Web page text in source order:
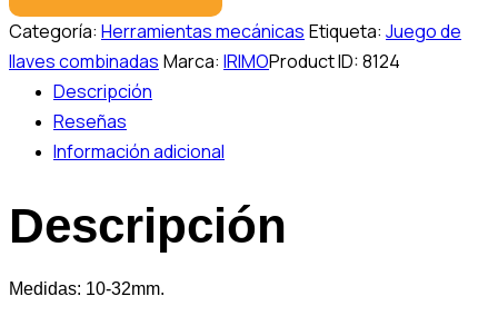
Categoría: Herramientas mecánicas Etiqueta: Juego de
llaves combinadas Marca: IRIMOProduct ID:8124
Descripción
Reseñas
Información adicional
Descripción
Medidas: 10-32mm.